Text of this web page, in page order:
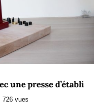
une presse d’établi
726 vues